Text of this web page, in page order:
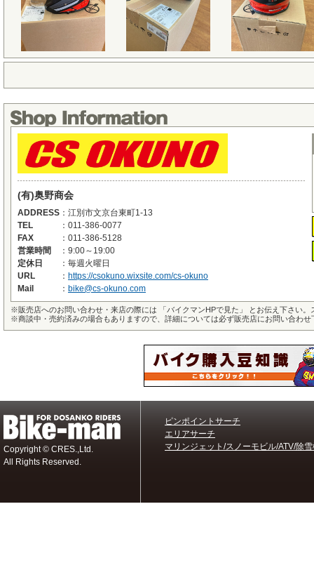
(有)奥野商会
ADDRESS ： 江別市文京台東町1-13
TEL
： 011-386-0077
FAX
： 011-386-5128
営業時間
： 9:00～19:00
定休日
： 毎週火曜日
URL
： https://csokuno.wixsite.com/cs-okuno
Mail
： bike@cs-okuno.com
※販売店へのお問い合わせ・来店の際には 「バイクマンHPで見た」 とお伝え下さい
※商談中・売約済みの場合もありますので、詳細については必ず販売店にお問い合わせ
Copyright © CRES.,Ltd.
All Rights Reserved.
ピンポイントサーチ
エリアサーチ
マリンジェット/スノーモビル/ATV/除